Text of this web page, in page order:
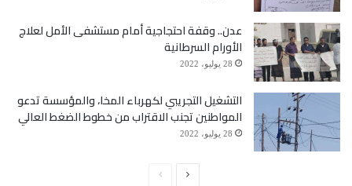
عدن.. وقفة احتجاجية أمام مستشفى الأمل لعلاج
الأورام السرطانية
28 يوليو، 2022
التشغيل التجريبي لكهرباء المخا، والمؤسسة تدعو
المواطنين تجنب الاقتراب من خطوط الضغط العالي
28 يوليو، 2022
الصفحةالصفحة